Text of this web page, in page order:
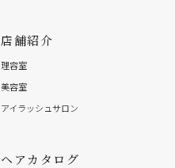
店舗紹介
理容室
美容室
アイラッシュサロン
ヘアカタログ